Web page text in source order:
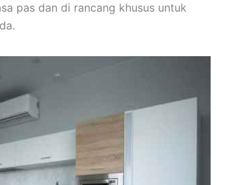
pas dan di rancang khusus untuk